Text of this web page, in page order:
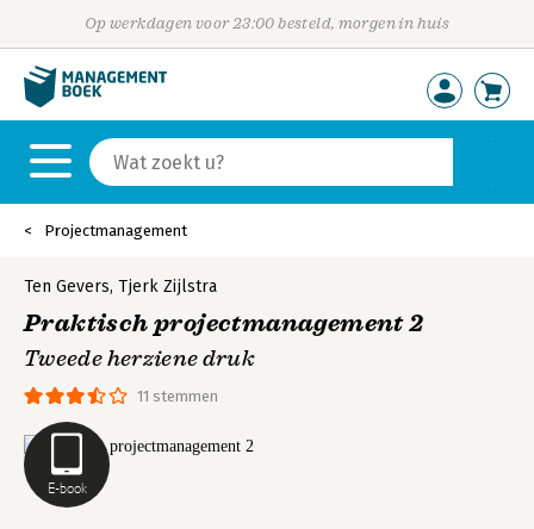
Op werkdagen voor 23:00 besteld, morgen in huis
Projectmanagement
E-book
11 stemmen
Ten Gevers, Tjerk Zijlstra
Praktisch projectmanagement 2
Tweede herziene druk